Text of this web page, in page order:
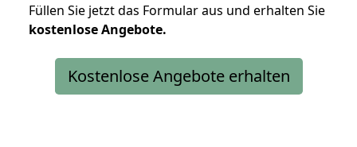
Füllen Sie jetzt das Formular aus und erhalten Sie
kostenloseAngebote.
Kostenlose Angebote erhalten